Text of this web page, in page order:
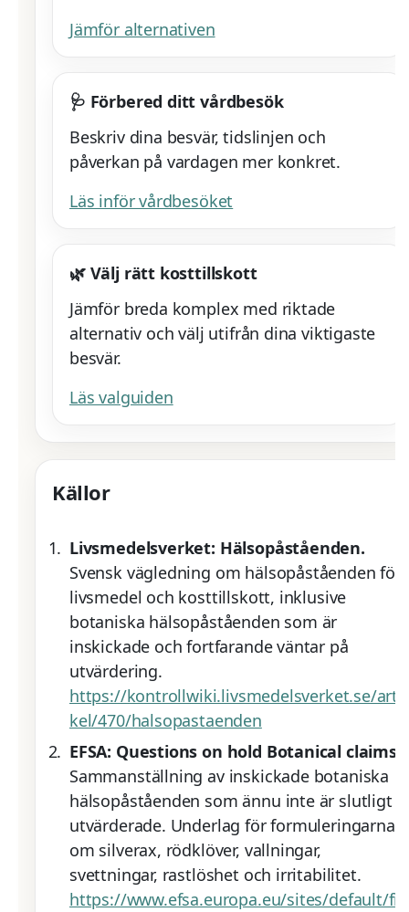
Jämför alternativen
🩺 Förbered ditt vårdbesök
Beskriv dina besvär, tidslinjen och
påverkan på vardagen mer konkret.
Läs inför vårdbesöket
🌿 Välj rätt kosttillskott
Jämför breda komplex med riktade
alternativ och välj utifrån dina viktigaste
besvär.
Läs valguiden
Källor
Livsmedelsverket: Hälsopåståenden.
Svensk vägledning om hälsopåståenden för
livsmedel och kosttillskott, inklusive
botaniska hälsopåståenden som är
inskickade och fortfarande väntar på
utvärdering.
https://kontrollwiki.livsmedelsverket.se/arti
kel/470/halsopastaenden
EFSA: Questions on hold Botanical claims.
Sammanställning av inskickade botaniska
hälsopåståenden som ännu inte är slutligt
utvärderade. Underlag för formuleringarna
om silverax, rödklöver, vallningar,
svettningar, rastlöshet och irritabilitet.
https://www.efsa.europa.eu/sites/default/fil